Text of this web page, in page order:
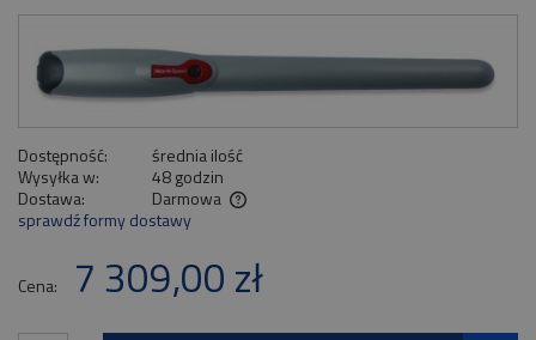
Dostępność:
średnia ilość
Wysyłka w:
48 godzin
Dostawa:
Darmowa
Cena nie zawiera ewentualnych kosztów płatności
sprawdź formy dostawy
Cena: 7 309,00 zł